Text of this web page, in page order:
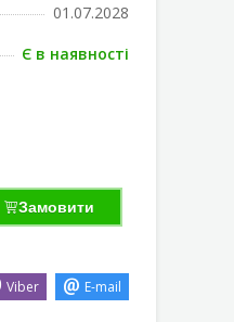
01.07.2028
Є в наявності
Замовити
Viber E-mail